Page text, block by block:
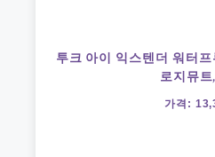
투크 아이 익스텐더 워터
로지뮤트
가격: